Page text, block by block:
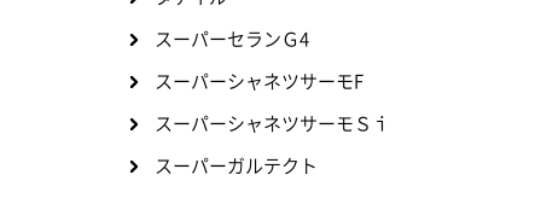
スーパーセランＧ4
スーパーシャネツサーモF
スーパーシャネツサーモＳｉ
スーパーガルテクト